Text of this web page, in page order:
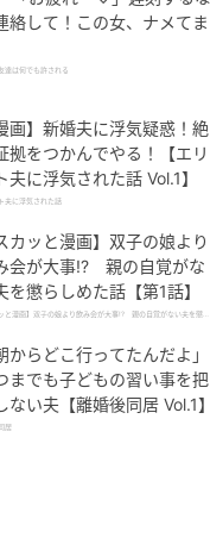
絡して！この女、ナメてま
達は何でも許される
画】新婚夫に浮気疑惑！絶
拠をつかんでやる！【エリ
夫に浮気された話 Vol.1】
夫に浮気された話
カッと漫画】双子の娘より
会が大事!? 親の自覚がな
を懲らしめた話【第1話】
ッと漫画】双子の娘より飲み会が大事!? 親の自覚がない夫を懲ら
からどこ行ってたんだよ」
までも子どもの習い事を把
ない夫【離婚後同居 Vol.1】
居